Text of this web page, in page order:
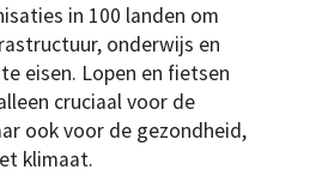
in 100 landen om
onderwijs en
eisen. Lopen en fietsen
cruciaal voor de
ook voor de gezondheid,
klimaat.